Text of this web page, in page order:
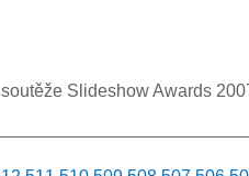
Slideshow Awards